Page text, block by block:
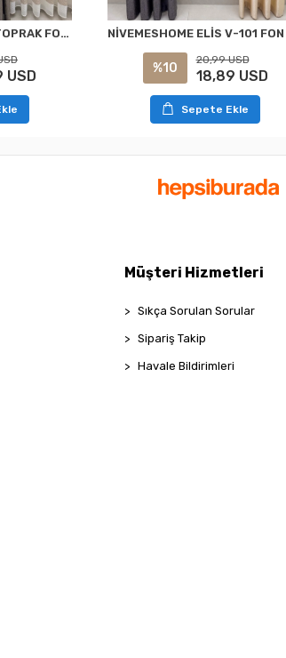
NİVEMESHOME ELİS TOPRAK FON PERDE 1/3 SIK PİLELİ PERDE APM
USD %10
20,99 USD
18,89 USD
Sepete Ekle
Müşteri Hizmetleri
Sıkça Sorulan Sorular
Sipariş Takip
Havale Bildirimleri